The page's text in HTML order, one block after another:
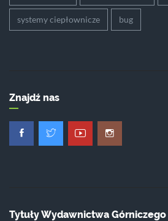
systemy ciepłownicze bug
Znajdź nas
Tytuły Wydawnictwa Górniczego